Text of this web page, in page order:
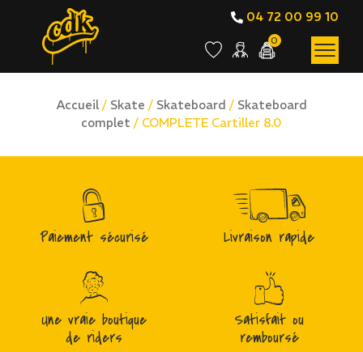
04 72 00 99 10
0
Accueil/ Skate / Skateboard / Skateboard
complet / COMPLETE Cartiller 8.0
Paiement sécurisé Livraison rapide
Une vraie boutique
de riders
Satisfait ou
remboursé